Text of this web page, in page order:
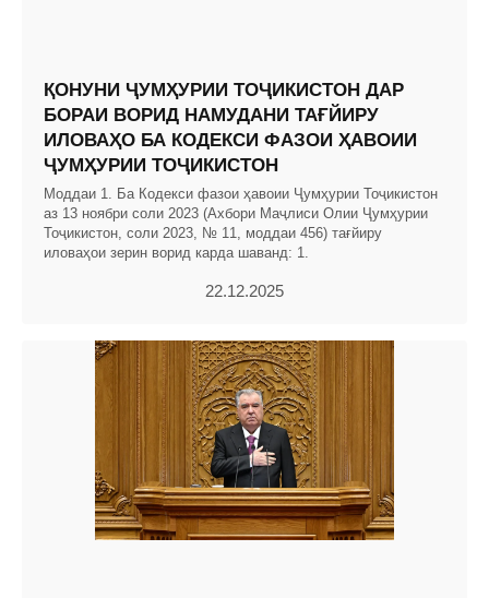
ҚОНУНИ ҶУМҲУРИИ ТОҶИКИСТОН ДАР
БОРАИ ВОРИД НАМУДАНИ ТАҒЙИРУ
ИЛОВАҲО БА КОДЕКСИ ФАЗОИ ҲАВОИИ
ҶУМҲУРИИ ТОҶИКИСТОН
Моддаи 1. Ба Кодекси фазои ҳавоии Ҷумҳурии Тоҷикистон
аз 13 ноябри соли 2023 (Ахбори Маҷлиси Олии Ҷумҳурии
Тоҷикистон, соли 2023, № 11, моддаи 456) тағйиру
иловаҳои зерин ворид карда шаванд: 1.
22.12.2025